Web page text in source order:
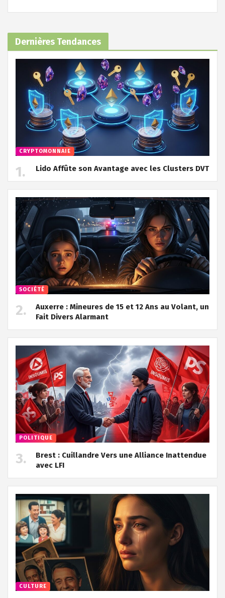
Dernières Tendances
CRYPTOMONNAIE
Lido Affûte son Avantage avec les Clusters DVT
SOCIÉTÉ
Auxerre : Mineures de 15 et 12 Ans au Volant, un
Fait Divers Alarmant
POLITIQUE
Brest : Cuillandre Vers une Alliance Inattendue
avec LFI
CULTURE